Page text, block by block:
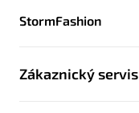
StormFashion
Zákaznický servis